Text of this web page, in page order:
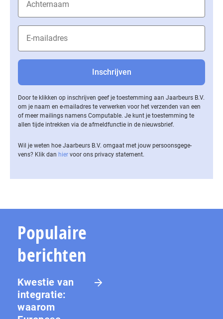
Door te klikken op inschrijven geef je toestemming aan Jaarbeurs B.V.
om je naam en e-mailadres te verwerken voor het verzenden van een
of meer mailings namens Computable. Je kunt je toestemming te
allen tijde intrekken via de af­meld­func­tie in de nieuwsbrief.
Wil je weten hoe Jaarbeurs B.V. omgaat met jouw per­soons­ge­ge­
vens? Klik dan hier voor ons privacy statement.
Populaire
berichten
Kwestie van
integratie:
waarom